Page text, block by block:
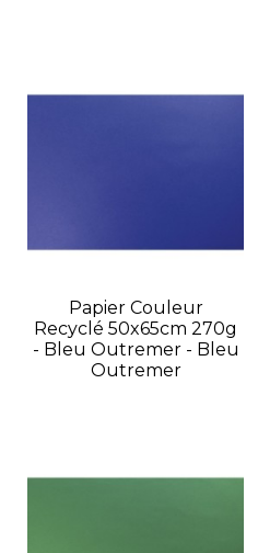
Papier Couleur
Recyclé 50x65cm 270g
- Bleu Outremer - Bleu
Outremer